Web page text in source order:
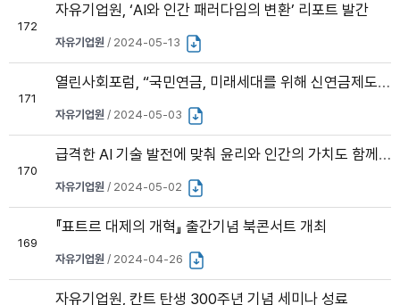
172
자유기업원, ‘AI와 인간 패러다임의 변환’ 리포트 발간
자유기업원 / 2024-05-13
171
열린사회포럼, “국민연금, 미래세대를 위해 신연금제도 방안으로 개혁해야”
자유기업원 / 2024-05-03
170
급격한 AI 기술 발전에 맞춰 윤리와 인간의 가치도 함께 고려해야
자유기업원 / 2024-05-02
169
『표트르 대제의 개혁』 출간기념 북콘서트 개최
자유기업원 / 2024-04-26
자유기업원, 칸트 탄생 300주년 기념 세미나 성료